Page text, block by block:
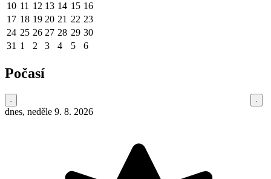
10 11 12 13 14 15 16
17 18 19 20 21 22 23
24 25 26 27 28 29 30
31 1 2 3 4 5 6
Počasí
dnes, neděle 9. 8. 2026